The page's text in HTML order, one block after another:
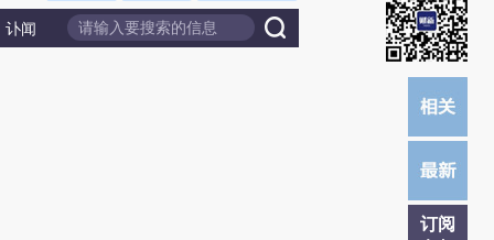
讣闻
订阅